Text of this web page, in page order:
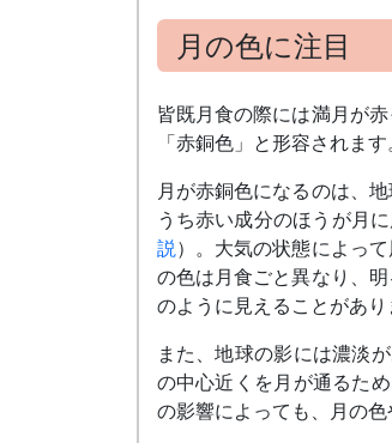
月の色に注目
皆既月食の際には満月が
「赤銅色」と形容されます。
月が赤銅色になるのは、
うち赤い成分のほうが月
説）。大気の状態によっ
の色は月食ごと異なり、
のように見えることがあり
また、地球の影には濃淡
の中心近くを月が通るた
の影響によっても、月の